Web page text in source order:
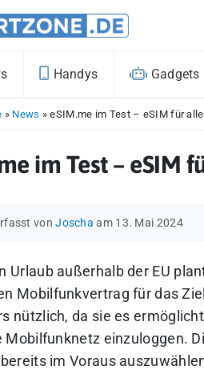
Handys Gadgets
» News »eSIM.me im Test – eSIM für
im Test – eSIM
von Joscha am 13. Mai 2024
Urlaub außerhalb der EU
Mobilfunkvertrag für das
nützlich, da sie es
Mobilfunknetz einzuloggen.
im Voraus